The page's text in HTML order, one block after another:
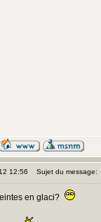
12:56 Sujet du message:
en glaci?